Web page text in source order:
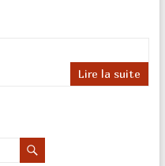
Lire la suite